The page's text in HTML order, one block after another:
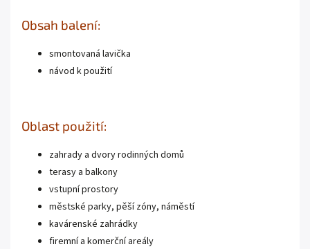
Obsah balení:
smontovaná lavička
návod k použití
Oblast použití:
zahrady a dvory rodinných domů
terasy a balkony
vstupní prostory
městské parky, pěší zóny, náměstí
kavárenské zahrádky
firemní a komerční areály